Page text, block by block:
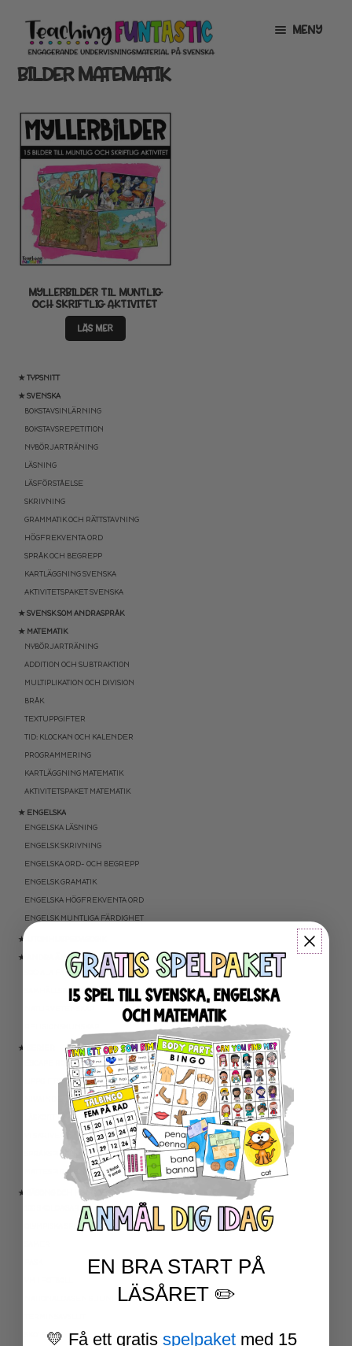
Hoppa
till
navigering
Gå
till
innehåll
MENY
INFO
MITT KONTO
GRATISMATERIAL
BUTIK
LICENSER
TIPSHÖRNAN
BILDER MATEMATIK
★ TYPSNITT
★ SVENSKA
BOKSTAVSINLÄRNING
BOKSTAVSREPETITION
NYBÖRJARTRÄNING
LÄSNING
LÄSFÖRSTÅELSE
SKRIVNING
GRAMMATIK OCH RÄTTSTAVNING
HÖGFREKVENTA ORD
SPRÅK OCH BEGREPP
KARTLÄGGNING SVENSKA
AKTIVITETSPAKET SVENSKA
★ SVENSK SOM ANDRASPRÅK
★ MATEMATIK
NYBÖRJARTRÄNING
ADDITION OCH SUBTRAKTION
MULTIPLIKATION OCH DIVISION
BRÅK
TEXTUPPGIFTER
TID: KLOCKAN OCH KALENDER
PROGRAMMERING
KARTLÄGGNING MATEMATIK
AKTIVITETSPAKET MATEMATIK
★ ENGELSKA
ENGELSKA LÄSNING
ENGELSK SKRIVNING
ENGELSKA ORD- OCH BEGREPP
ENGELSK GRAMATIK
ENGELSKA HÖGFREKVENTA ORD
ENGELSK MUNTLIGA FÄRDIGHET
★ UTOMHUSPEDAGOGIK
★ ANDRA ÄMNEN
SOCIALA FÄRDIGHETER
SAMHÄLLSKUNSKAP
★ SERIER
ESCAPE ROOMS
UPPGIFTSKORT SVENSKA
NIVÅINDELADE LÄSTEXTER
LÄSKORT FAKTA
VI SKRIVER
SPRÅKSPIRALEN
MATTESPIRALEN
★ SÄSONG OCH HÖGTIDER
OLYMPISKA SPELEN
SKOLSTART
MYLLERBILDER TIL MUNTLIG
OCH SKRIFTLIG AKTIVITET
LÄS MER
EN BRA START PÅ
LÄSÅRET ✏️
💛 Få ett gratis spelpaket med 15